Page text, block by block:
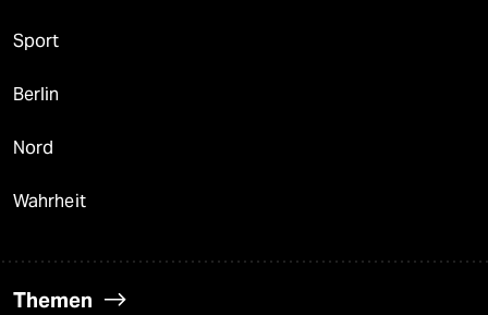
Sport
Berlin
Nord
Wahrheit
Themen